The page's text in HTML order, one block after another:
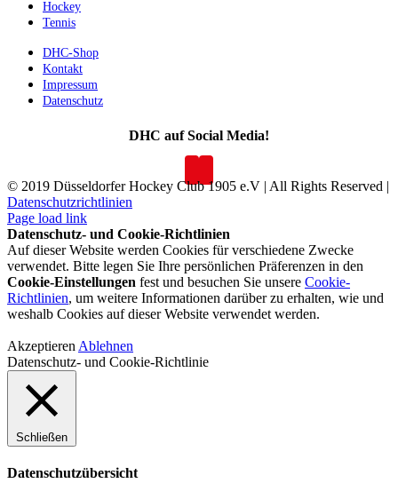
Hockey
Tennis
DHC-Shop
Kontakt
Impressum
Datenschutz
DHC auf Social Media!
© 2019 Düsseldorfer Hockey Club 1905 e.V | All Rights Reserved |
Datenschutzrichtlinien
Page load link
Datenschutz- und Cookie-Richtlinien
Auf dieser Website werden Cookies für verschiedene Zwecke
verwendet. Bitte legen Sie Ihre persönlichen Präferenzen in den
Cookie-Einstellungen fest und besuchen Sie unsere Cookie-
Richtlinien, um weitere Informationen darüber zu erhalten, wie und
weshalb Cookies auf dieser Website verwendet werden.
Akzeptieren Ablehnen
Datenschutz- und Cookie-Richtlinie
Schließen
Datenschutzübersicht